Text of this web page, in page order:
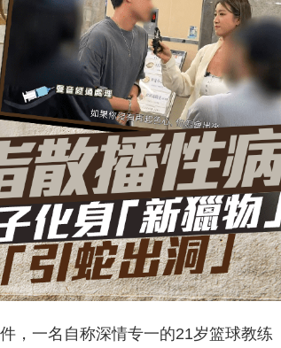
，一名自称深情专一的21岁篮球教练